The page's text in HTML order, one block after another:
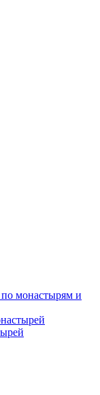
монастырям и